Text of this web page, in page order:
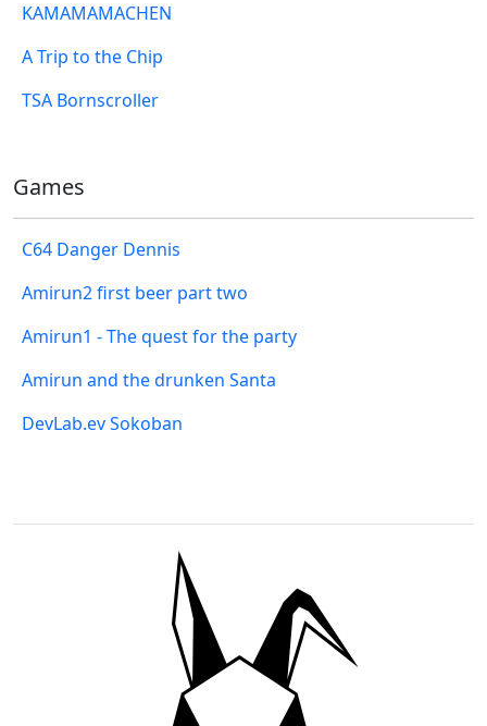
KAMAMAMACHEN
A Trip to the Chip
TSA Bornscroller
Games
C64 Danger Dennis
Amirun2 first beer part two
Amirun1 - The quest for the party
Amirun and the drunken Santa
DevLab.ev Sokoban